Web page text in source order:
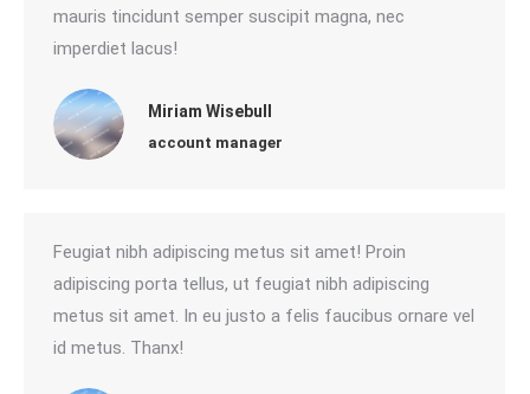
mauris tincidunt semper suscipit magna, nec
imperdiet lacus!
Miriam Wisebull
account manager
Feugiat nibh adipiscing metus sit amet! Proin
adipiscing porta tellus, ut feugiat nibh adipiscing
metus sit amet. In eu justo a felis faucibus ornare vel
id metus. Thanx!